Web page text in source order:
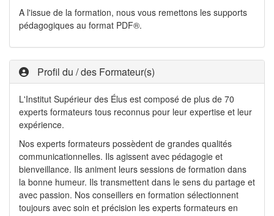
A l'issue de la formation, nous vous remettons les supports
pédagogiques au format PDF®.
Profil du / des Formateur(s)
L'Institut Supérieur des Élus est composé de plus de 70
experts formateurs tous reconnus pour leur expertise et leur
expérience.
Nos experts formateurs possèdent de grandes qualités
communicationnelles. Ils agissent avec pédagogie et
bienveillance. Ils animent leurs sessions de formation dans
la bonne humeur. Ils transmettent dans le sens du partage et
avec passion. Nos conseillers en formation sélectionnent
toujours avec soin et précision les experts formateurs en